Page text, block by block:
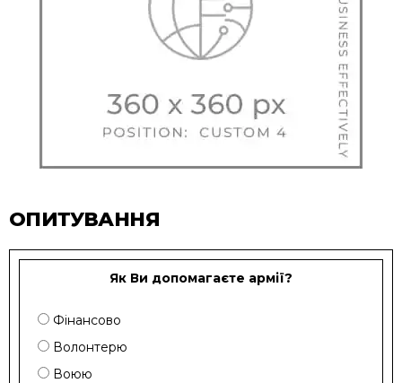
ОПИТУВАННЯ
Як Ви допомагаєте армії?
Фінансово
Волонтерю
Воюю